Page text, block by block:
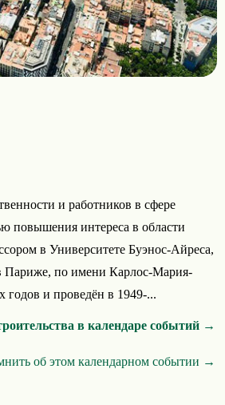
и работников в сфере
повышения интереса в области
в Университете Буэнос-Айреса,
Париже, по имени Карлос-Мария-
годов и проведён в 1949-...
в календаре событий →
об этом календарном событии →